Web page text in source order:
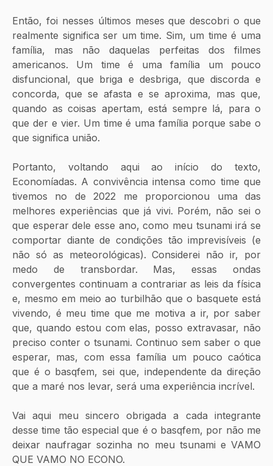
Então, foi nesses últimos meses que descobri o que
realmente significa ser um time. Sim, um time é uma
família, mas não daquelas perfeitas dos filmes
americanos. Um time é uma família um pouco
disfuncional, que briga e desbriga, que discorda e
concorda, que se afasta e se aproxima, mas que,
quando as coisas apertam, está sempre lá, para o
que der e vier. Um time é uma família porque sabe o
que significa união.
Portanto, voltando aqui ao início do texto,
Economíadas. A convivência intensa como time que
tivemos no de 2022 me proporcionou uma das
melhores experiências que já vivi. Porém, não sei o
que esperar dele esse ano, como meu tsunami irá se
comportar diante de condições tão imprevisíveis (e
não só as meteorológicas). Considerei não ir, por
medo de transbordar. Mas, essas ondas
convergentes continuam a contrariar as leis da física
e, mesmo em meio ao turbilhão que o basquete está
vivendo, é meu time que me motiva a ir, por saber
que, quando estou com elas, posso extravasar, não
preciso conter o tsunami. Continuo sem saber o que
esperar, mas, com essa família um pouco caótica
que é o basqfem, sei que, independente da direção
que a maré nos levar, será uma experiência incrível.
Vai aqui meu sincero obrigada a cada integrante
desse time tão especial que é o basqfem, por não me
deixar naufragar sozinha no meu tsunami e VAMO
QUE VAMO NO ECONO.